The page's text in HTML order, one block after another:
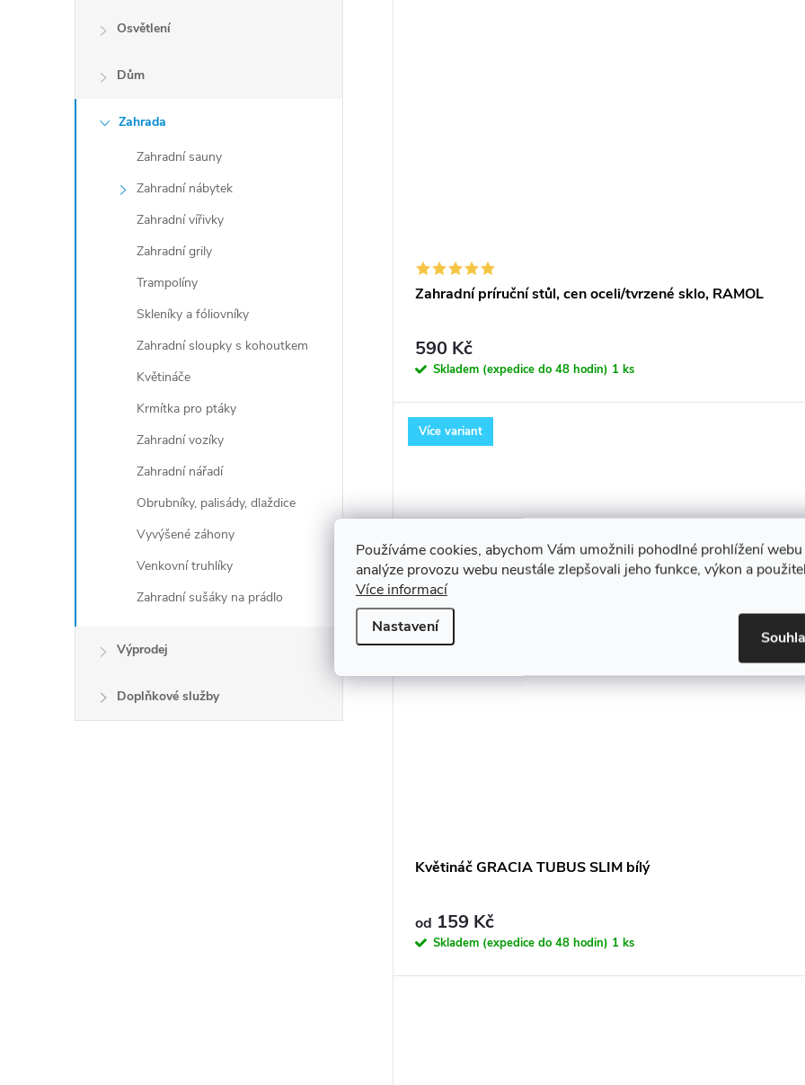
Používáme cookies, abychom Vám umožnili pohodlné prohlížení
analýze provozu webu neustále zlepšovali jeho funkce, výkon a
Více informací
Nastavení
Osvětlení
Dům
Zahrada
Zahradní sauny
Zahradní nábytek
Zahradní vířivky
Zahradní grily
Trampolíny
Skleníky a fóliovníky
Zahradní sloupky s kohoutkem
Květináče
Krmítka pro ptáky
Zahradní vozíky
Zahradní nářadí
Obrubníky, palisády, dlaždice
Vyvýšené záhony
Venkovní truhlíky
Zahradní sušáky na prádlo
Výprodej
Doplňkové služby
Zahradní príruční stůl, cen oceli/tvrzené sklo, RAMOL
590 Kč
Skladem (expedice do 48 hodin) 1 ks
Více variant
Květináč GRACIA TUBUS SLIM bílý
od 159 Kč
Skladem (expedice do 48 hodin) 1 ks